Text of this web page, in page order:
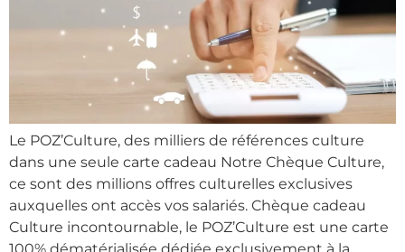
Le POZ’Culture, des milliers de références culture
dans une seule carte cadeau Notre Chèque Culture,
ce sont des millions offres culturelles exclusives
auxquelles ont accès vos salariés. Chèque cadeau
Culture incontournable, le POZ’Culture est une carte